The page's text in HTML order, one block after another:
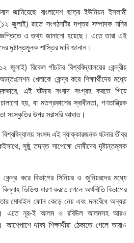
জানিয়েছে বাংলাদেশ ছাত্র ইউনিয়ন ইসলামী
জুলাই) রাতে সংগঠনটির দপ্তর সম্পাদক মনির
এ তথ্য জানানো হয়েছে। এতে তারা এই
দৃষ্টান্তমূলক শাস্তির দাবি জানান।
জুলাই) বিকেল পাঁচটার বিশ্ববিদ্যালয়ের কেন্দ্রীয়
খেলাকে কেন্দ্র করে শিক্ষার্থীদের মধ্যে
এই ঘটনার সংবাদ সংগ্রহ করতে গিয়ে
হয়, যা মতপ্রকাশের স্বাধীনতা, গণতান্ত্রিক
সংস্কৃতির উপর সরাসরি আঘাত।
বিশ্ববিদ্যালয় সংসদ এই ন্যাক্কারজনক ঘটনার তীব্র
সুষ্ঠু তদন্ত সাপেক্ষে দোষীদের দৃষ্টান্তমূলক
করে বিভাগের সিনিয়র ও জুনিয়রদের মধ্যে
ভিডিও ধারণ করতে গেলে অর্থনীতি বিভাগের
তার মোবাইল ফোন কেড়ে নেয় এবং দলবেঁধে অন্যরা
এতে নূর-ই আলম ও রবিউল আলমসহ আরও
থাকা শিক্ষার্থীরা ঠেকাতে গেলে তারাও